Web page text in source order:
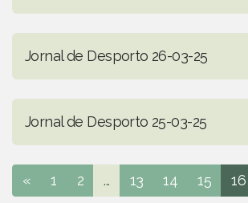
Jornal de Desporto 26-03-25
Jornal de Desporto 25-03-25
« 1 2 ... 13 14 15 16